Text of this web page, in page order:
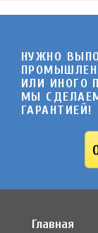
НУЖНО
ИЛИ ИНОГО
МЫ
ГАРАНТИЕЙ!
Главная